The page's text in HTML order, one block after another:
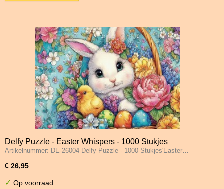
Delfy Puzzle - Easter Whispers - 1000 Stukjes
Artikelnummer: DE-26004 Delfy Puzzle - 1000 Stukjes'Easter…
€ 26,95
✓ Op voorraad